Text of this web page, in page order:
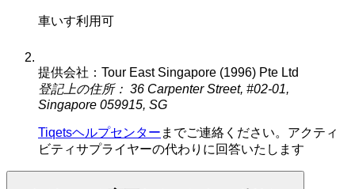
車いす利用可
提供会社：Tour East Singapore (1996) Pte Ltd
登記上の住所： 36 Carpenter Street, #02-01,
Singapore 059915, SG
Tiqetsヘルプセンター までご連絡ください。アクティ
ビティサプライヤーの代わりに回答いたします